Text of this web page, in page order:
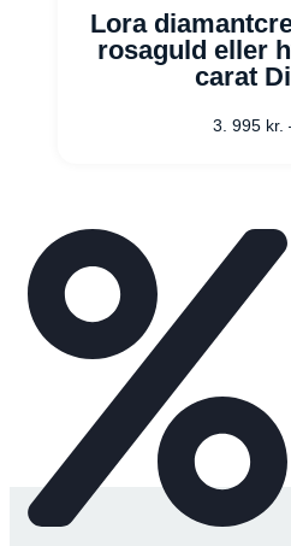
Lora
rosaguld eller
carat
3. 995 kr.